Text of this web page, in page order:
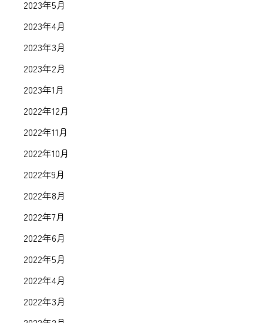
2023年5月
2023年4月
2023年3月
2023年2月
2023年1月
2022年12月
2022年11月
2022年10月
2022年9月
2022年8月
2022年7月
2022年6月
2022年5月
2022年4月
2022年3月